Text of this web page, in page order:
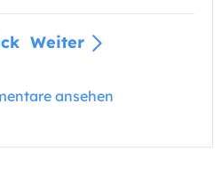
Weiter
ansehen